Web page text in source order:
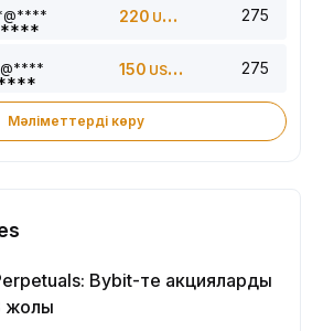
220 USDT 275
150 USDT 275
Мәліметтерді көру
Bybit-те акцияларды
жолы